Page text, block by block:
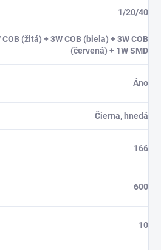
1/20/40
COB (žltá) + 3W COB (biela) + 3W COB
(červená) + 1W SMD
Áno
Čierna, hnedá
166
600
10